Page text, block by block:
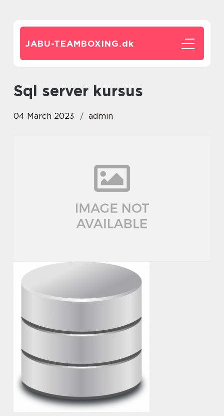
JABU-TEAMBOXING.dk
sql server kursus
04 March 2023 admin